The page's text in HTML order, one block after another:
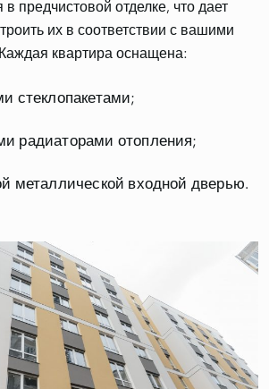
предчистовой отделке, что дает
их в соответствии с вашими
стеклопакетами;
радиаторами отопления;
металлической входной дверью.